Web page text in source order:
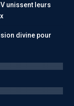
unissent leurs
divine pour